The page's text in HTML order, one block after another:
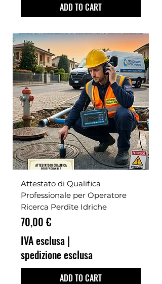
ADD TO CART
Attestato di Qualifica
Professionale per Operatore
Ricerca Perdite Idriche
Prezzo
70,00 €
IVA esclusa |
spedizione esclusa
ADD TO CART